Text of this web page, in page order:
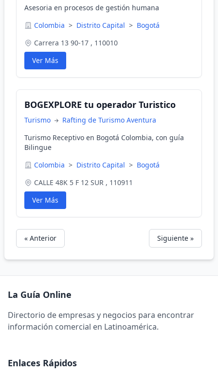
Asesoria en procesos de gestión humana
Colombia > Distrito Capital > Bogotá
Carrera 13 90-17 , 110010
Ver Más
BOGEXPLORE tu operador Turistico
Turismo
Rafting de Turismo Aventura
Turismo Receptivo en Bogotá Colombia, con guía
Bilingue
Colombia > Distrito Capital > Bogotá
CALLE 48K 5 F 12 SUR , 110911
Ver Más
« Anterior Siguiente »
La Guía Online
Directorio de empresas y negocios para encontrar
información comercial en Latinoamérica.
Enlaces Rápidos